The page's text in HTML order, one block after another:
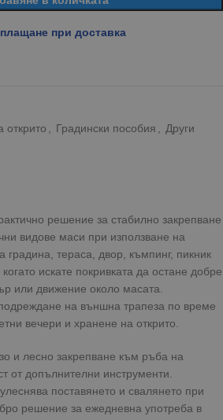
при доставка
открито Градински пособия
Други
решение за стабилно закрепване
видове маси при използване на
градина, тераса, двор, къмпинг, пикник
искате покривката да остане добре
или движение около масата.
на външна трапеза по време
вечери и хранене на открито.
и лесно закрепване към ръба на
от допълнителни инструменти.
поставянето и свалянето при
решение за ежедневна употреба в